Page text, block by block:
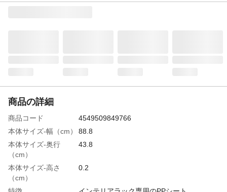
商品の詳細
商品コード
4549509849766
本体サイズ-幅（cm）
88.8
本体サイズ-奥行
（cm）
43.8
本体サイズ-高さ
（cm）
0.2